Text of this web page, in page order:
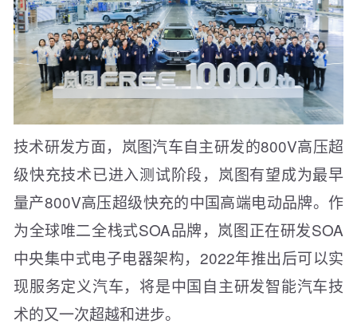
技术研发方面，岚图汽车自主研发的800V高压超
级快充技术已进入测试阶段，岚图有望成为最早
量产800V高压超级快充的中国高端电动品牌。作
为全球唯二全栈式SOA品牌，岚图正在研发SOA
中央集中式电子电器架构，2022年推出后可以实
现服务定义汽车，将是中国自主研发智能汽车技
术的又一次超越和进步。